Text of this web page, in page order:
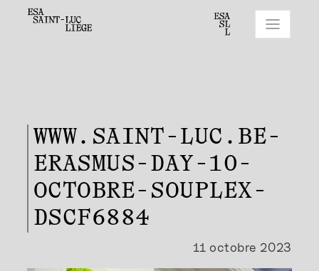
WWW.SAINT-LUC.BE-
ERASMUS-DAY-10-
OCTOBRE-SOUPLEX-
DSCF6884
11 octobre 2023